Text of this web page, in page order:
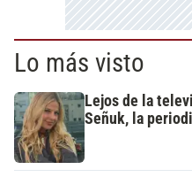
Lo más visto
Lejos de la
Señuk, la